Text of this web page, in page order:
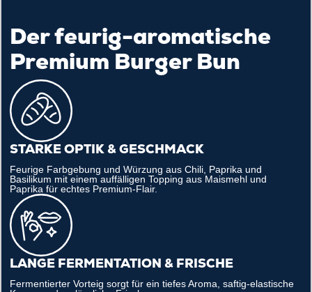
Der feurig-aromatische
Premium Burger Bun
STARKE OPTIK & GESCHMACK
Feurige Farbgebung und Würzung aus Chili, Paprika und
Basilikum mit einem auffälligen Topping aus Maismehl und
Paprika für echtes Premium-Flair.
LANGE FERMENTATION & FRISCHE
Fermentierter Vorteig sorgt für ein tiefes Aroma, saftig-elastische